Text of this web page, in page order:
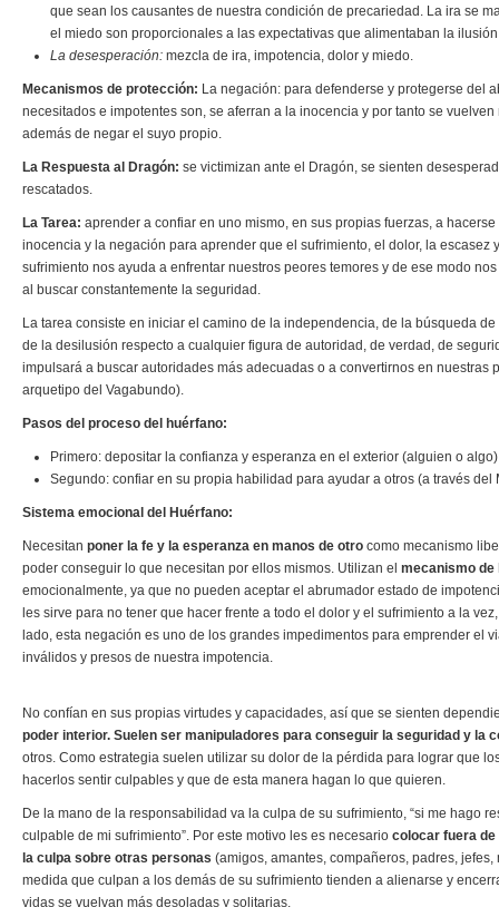
que sean los causantes de nuestra condición de precariedad. La ira se
el miedo son proporcionales a las expectativas que alimentaban la
La desesperación: mezcla de ira, impotencia, dolor y miedo.
Mecanismos de protección: La negación: para defenderse y protegerse del
necesitados e impotentes son, se aferran a la inocencia y por tanto se
además de negar el suyo propio.
La Respuesta al Dragón: se victimizan ante el Dragón, se sienten
rescatados.
La Tarea: aprender a confiar en uno mismo, en sus propias fuerzas, a
inocencia y la negación para aprender que el sufrimiento, el dolor, la escasez
sufrimiento nos ayuda a enfrentar nuestros peores temores y de ese modo
al buscar constantemente la seguridad.
La tarea consiste en iniciar el camino de la independencia, de la búsqueda
de la desilusión respecto a cualquier figura de autoridad, de verdad, de
impulsará a buscar autoridades más adecuadas o a convertirnos en
arquetipo del Vagabundo).
Pasos del proceso del huérfano:
Primero: depositar la confianza y esperanza en el exterior (alguien o
Segundo: confiar en su propia habilidad para ayudar a otros (a través del
Sistema emocional del Huérfano:
Necesitan poner la fe y la esperanza en manos de otro como mecanismo
poder conseguir lo que necesitan por ellos mismos. Utilizan el mecanismo de
emocionalmente, ya que no pueden aceptar el abrumador estado de
les sirve para no tener que hacer frente a todo el dolor y el sufrimiento a la
lado, esta negación es uno de los grandes impedimentos para emprender el
inválidos y presos de nuestra impotencia.
No confían en sus propias virtudes y capacidades, así que se sienten
poder interior. Suelen ser manipuladores para conseguir la seguridad y la
otros. Como estrategia suelen utilizar su dolor de la pérdida para lograr que
hacerlos sentir culpables y que de esta manera hagan lo que quieren.
De la mano de la responsabilidad va la culpa de su sufrimiento, “si me hago
culpable de mi sufrimiento”. Por este motivo les es necesario colocar fuera
la culpa sobre otras personas (amigos, amantes, compañeros, padres,
medida que culpan a los demás de su sufrimiento tienden a alienarse y
vidas se vuelvan más desoladas y solitarias.